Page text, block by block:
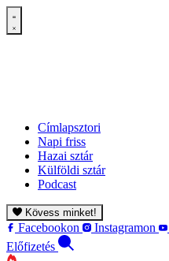
Címlapsztori
Napi friss
Hazai sztár
Külföldi sztár
Podcast
Kövess minket!
Facebookon Instagramon
Előfizetés